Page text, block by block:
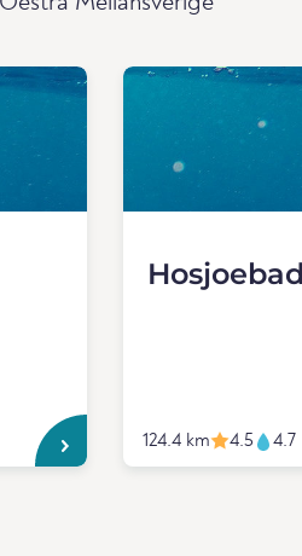
124.4 km 4.5 4.7